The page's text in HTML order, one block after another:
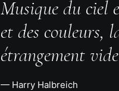
Musique du ciel
et des couleurs,
étrangement
— Harry Halbreich